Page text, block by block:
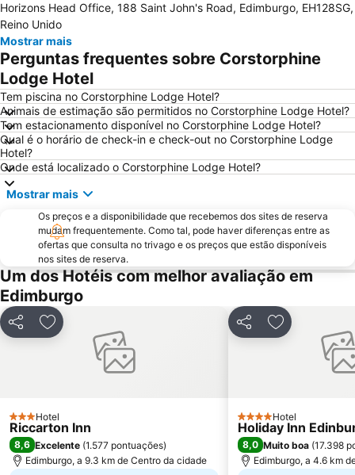
Museu Nacional da Escócia
Leith
City Art Centre
St James Quarter
Rosslyn Chapel
Edinburgh Park
Stockbridge
Marchmont
Scott Monument
Edinburgh Zoo
Greyfriars Kirk
Braid Hills
Cowgate
Holyrood Park
Portobello
Dean Village
Currie
EICC
Morningside
Rose Street
Royal Botanic Garden Edinburgh
Edinburgh Dungeon
Edinburgh Marathon Festival
University of Edinburgh
Royal Terrace Gardens
Ocean Terminal
Gleneagles Golf Resort
Horizons Head Office, 188 Saint John's Road, Edimburgo, EH128SG,
Reino Unido
Mostrar mais
Perguntas frequentes sobre Corstorphine
Lodge Hotel
Tem piscina no Corstorphine Lodge Hotel?
Animais de estimação são permitidos no Corstorphine Lodge Hotel?
Tem estacionamento disponível no Corstorphine Lodge Hotel?
Qual é o horário de check-in e check-out no Corstorphine Lodge
Hotel?
Onde está localizado o Corstorphine Lodge Hotel?
Mostrar mais
Os preços e a disponibilidade que recebemos dos sites de reserva
mudam frequentemente. Como tal, pode haver diferenças entre as
ofertas que consulta no trivago e os preços que estão disponíveis
nos sites de reserva.
Um dos Hotéis com melhor avaliação em
Edimburgo
PartilharAdicionar aos favoritos
3 Estrelas
Hotel
Riccarton Inn
8,6 Excelente (1.577 pontuações)
Edimburgo, a 9.3 km de Centro da cidade
PartilharAdicionar
4 Estrelas
Hotel
Holiday Inn
8,0 Muito boa (17.398
Edimburgo, a 4.6 km